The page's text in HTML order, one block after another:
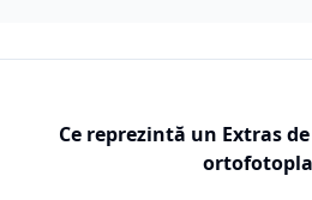
Ce reprezintă un Extras